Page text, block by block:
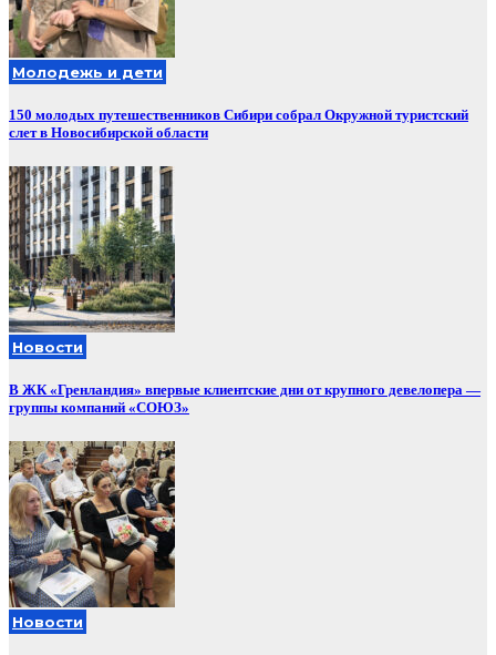
Молодежь и дети
150 молодых путешественников Сибири собрал Окружной туристский
слет в Новосибирской области
Новости
В ЖК «Гренландия» впервые клиентские дни от крупного девелопера —
группы компаний «СОЮЗ»
Новости